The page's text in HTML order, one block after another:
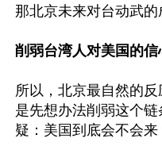
那北京未来对台动武的
削弱台湾人对美国的信
所以，北京最自然的
是先想办法削弱这个
疑：美国到底会不会